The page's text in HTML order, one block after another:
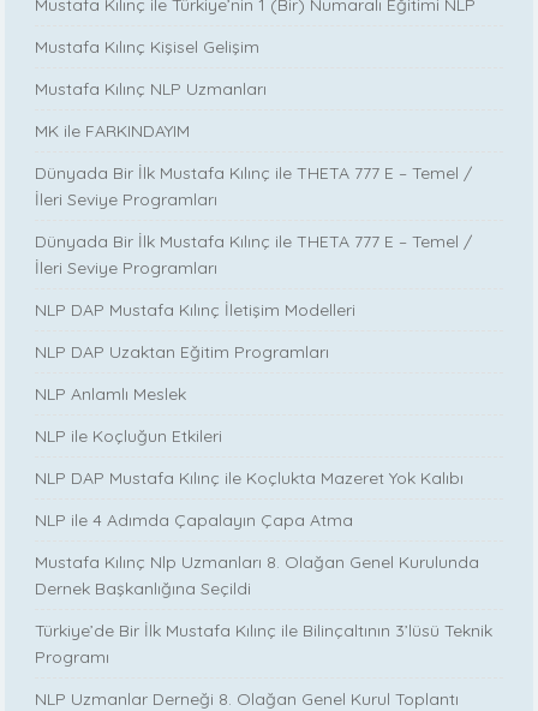
Mustafa Kılınç ile Türkiye’nin 1 (Bir) Numaralı Eğitimi NLP
Mustafa Kılınç Kişisel Gelişim
Mustafa Kılınç NLP Uzmanları
MK ile FARKINDAYIM
Dünyada Bir İlk Mustafa Kılınç ile THETA 777 E – Temel /
İleri Seviye Programları
Dünyada Bir İlk Mustafa Kılınç ile THETA 777 E – Temel /
İleri Seviye Programları
NLP DAP Mustafa Kılınç İletişim Modelleri
NLP DAP Uzaktan Eğitim Programları
NLP Anlamlı Meslek
NLP ile Koçluğun Etkileri
NLP DAP Mustafa Kılınç ile Koçlukta Mazeret Yok Kalıbı
NLP ile 4 Adımda Çapalayın Çapa Atma
Mustafa Kılınç Nlp Uzmanları 8. Olağan Genel Kurulunda
Dernek Başkanlığına Seçildi
Türkiye’de Bir İlk Mustafa Kılınç ile Bilinçaltının 3’lüsü Teknik
Programı
NLP Uzmanlar Derneği 8. Olağan Genel Kurul Toplantı